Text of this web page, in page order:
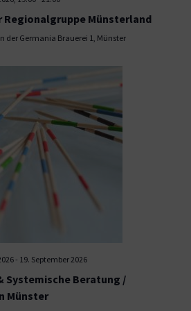
Regionalgruppe Münsterland
der Germania Brauerei 1, Münster
- 19. September 2026
Systemische Beratung /
Münster